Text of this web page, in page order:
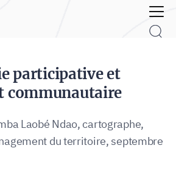
participative et
communautaire
Laobé Ndao, cartographe,
du territoire, septembre